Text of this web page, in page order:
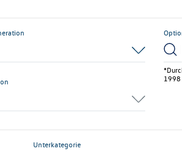
1998
Unterkategorie